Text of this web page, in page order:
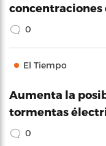
concentraciones
0
El Tiempo
Aumenta la
tormentas
0